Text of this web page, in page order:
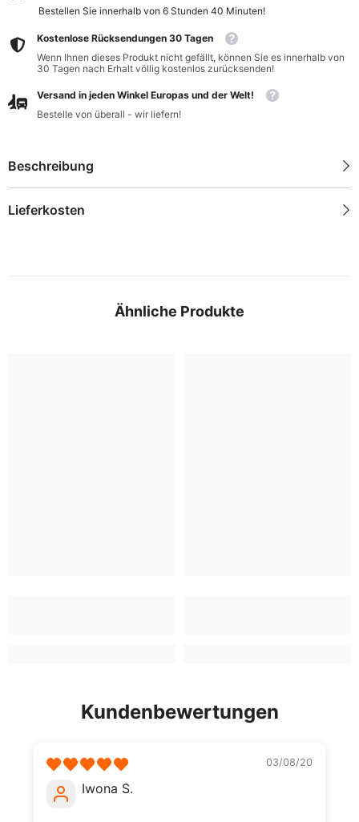
Bestellen Sie innerhalb von 6 Stunden 40 Minuten!
Kostenlose Rücksendungen 30 Tagen
Wenn Ihnen dieses Produkt nicht gefällt, können Sie es innerhalb von
30 Tagen nach Erhalt völlig kostenlos zurücksenden!
Versand in jeden Winkel Europas und der Welt!
Bestelle von überall - wir liefern!
Beschreibung
Lieferkosten
Ähnliche Produkte
Kundenbewertungen
03/08/20
Iwona S.